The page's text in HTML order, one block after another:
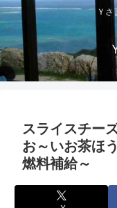
Ｙさ
スライスチー
お～いお茶ほ
燃料補給～